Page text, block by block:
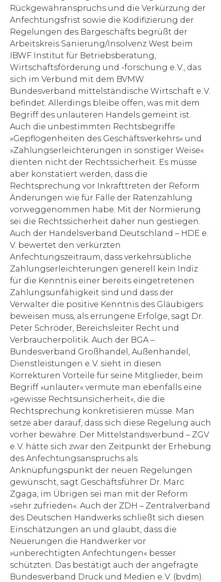
Rückgewähranspruchs und die Verkürzung der
Anfechtungsfrist sowie die Kodifizierung der
Regelungen des Bargeschäfts begrüßt der
Arbeitskreis Sanierung/Insolvenz West beim
IBWF Institut für Betriebsberatung,
Wirtschaftsförderung und -forschung e. V., das
sich im Verbund mit dem BVMW
Bundesverband mittelständische Wirtschaft e. V.
befindet. Allerdings bleibe offen, was mit dem
Begriff des unlauteren Handels gemeint ist.
Auch die unbestimmten Rechtsbegriffe
»Gepflogenheiten des Geschäftsverkehrs« und
»Zahlungserleichterungen in sonstiger Weise«
dienten nicht der Rechtssicherheit. Es müsse
aber konstatiert werden, dass die
Rechtsprechung vor Inkrafttreten der Reform
Änderungen wie für Fälle der Ratenzahlung
vorweggenommen habe. Mit der Normierung
sei die Rechtssicherheit daher nun gestiegen.
Auch der Handelsverband Deutschland – HDE e.
V. bewertet den verkürzten
Anfechtungszeitraum, dass verkehrsübliche
Zahlungserleichterungen generell kein Indiz
für die Kenntnis einer bereits eingetretenen
Zahlungsunfähigkeit sind und dass der
Verwalter die positive Kenntnis des Gläubigers
beweisen muss, als errungene Erfolge, sagt Dr.
Peter Schröder, Bereichsleiter Recht und
Verbraucherpolitik. Auch der BGA –
Bundesverband Großhandel, Außenhandel,
Dienstleistungen e. V. sieht in diesen
Korrekturen Vorteile für seine Mitglieder, beim
Begriff »unlauter« vermute man ebenfalls eine
»gewisse Rechtsunsicherheit«, die die
Rechtsprechung konkretisieren müsse. Man
setze aber darauf, dass sich diese Regelung auch
vorher bewähre. Der Mittelstandsverbund – ZGV
e. V. hätte sich zwar den Zeitpunkt der Erhebung
des Anfechtungsanspruchs als
Anknüpfungspunkt der neuen Regelungen
gewünscht, sagt Geschäftsführer Dr. Marc
Zgaga, im Übrigen sei man mit der Reform
»sehr zufrieden«. Auch der ZDH – Zentralverband
des Deutschen Handwerks schließt sich diesen
Einschätzungen an und glaubt, dass die
Neuerungen die Handwerker vor
»unberechtigten Anfechtungen« besser
schützten. Das bestätigt auch der angefragte
Bundesverband Druck und Medien e. V. (bvdm).